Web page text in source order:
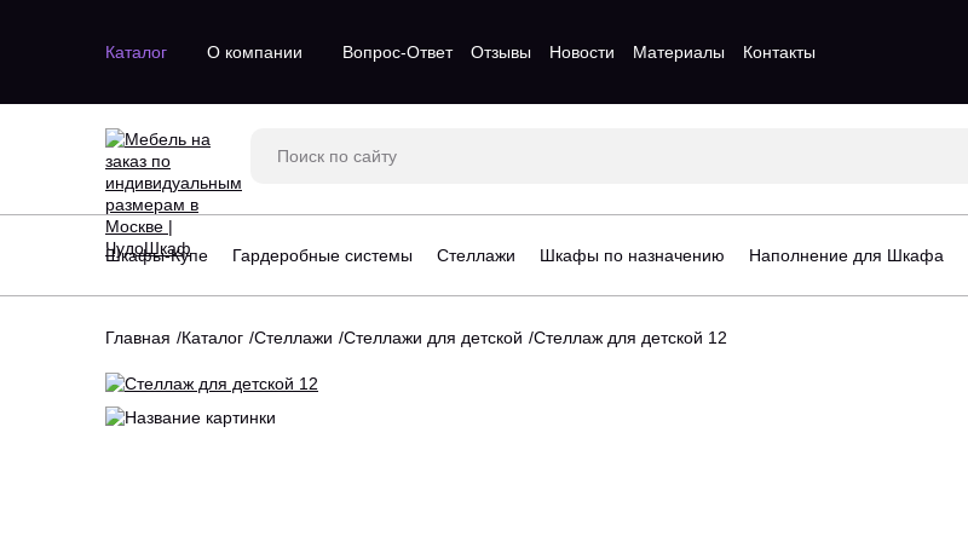
Каталог
Двухдверные шкафы
Трехдверные шкафы
Шкафы с зеркалом
С зеркалом шкафы
Трехстворчатые шкафы
Стенки для гостинной
Стеллажи для детской
Угловые стеллажи
О компании Вопрос-Ответ Отзывы Новости Материалы Контакты
Шкафы-Купе Гардеробные системы Стеллажи Шкафы по назначению Наполнение для Шкафа
Главная Каталог Стеллажи Стеллажи для детской Стеллаж для детской 12